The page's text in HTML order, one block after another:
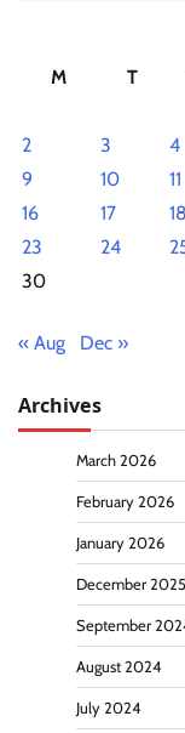
M
T
2
3 4
9
10 11
16
17 18
23
24
30
« Aug Dec »
Archives
March 2026
February 2026
January 2026
December 2025
September
August 2024
July 2024